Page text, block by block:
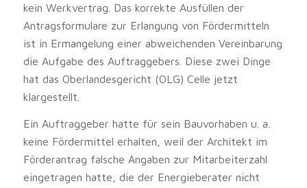
kein Werkvertrag. Das korrekte Ausfüllen der
Antragsformulare zur Erlangung von Fördermitteln
ist in Ermangelung einer abweichenden Vereinbarung
die Aufgabe des Auftraggebers. Diese zwei Dinge
hat das Oberlandesgericht (OLG) Celle jetzt
klargestellt.
Ein Auftraggeber hatte für sein Bauvorhaben u. a.
keine Fördermittel erhalten, weil der Architekt im
Förderantrag falsche Angaben zur Mitarbeiterzahl
eingetragen hatte, die der Energieberater nicht